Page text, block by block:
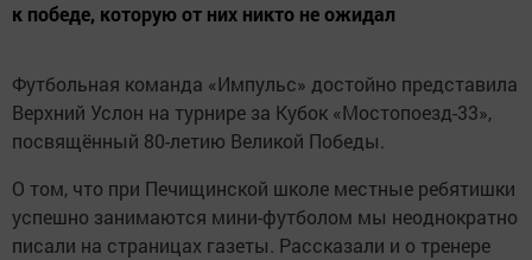
к победе, которую от них никто не ожидал
Футбольная команда «Импульс» достойно представила
Верхний Услон на турнире за Кубок «Мостопоезд-33»,
посвящённый 80-летию Великой Победы.
О том, что при Печищинской школе местные ребятишки
успешно занимаются мини-футболом мы неоднократно
писали на страницах газеты. Рассказали и о тренере